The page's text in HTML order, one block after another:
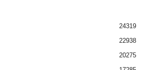
24319
22938
20275